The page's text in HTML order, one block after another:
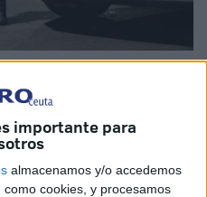
importante para
almacenamos y/o accedemos
cookies, y procesamos
en Gipuzkoa por
y explotar laboralmente a